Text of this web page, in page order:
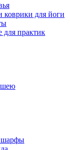
для йоги
для практик
шею
шарфы